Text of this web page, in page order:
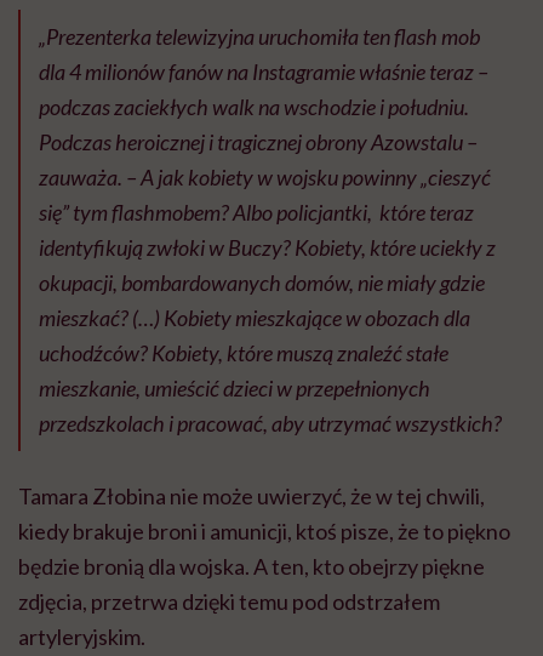
„Prezenterka telewizyjna uruchomiła ten flash mob
dla 4 milionów fanów na Instagramie właśnie teraz –
podczas zaciekłych walk na wschodzie i południu.
Podczas heroicznej i tragicznej obrony Azowstalu –
zauważa. – A jak kobiety w wojsku powinny „cieszyć
się” tym flashmobem? Albo policjantki, które teraz
identyfikują zwłoki w Buczy? Kobiety, które uciekły z
okupacji, bombardowanych domów, nie miały gdzie
mieszkać? (…) Kobiety mieszkające w obozach dla
uchodźców? Kobiety, które muszą znaleźć stałe
mieszkanie, umieścić dzieci w przepełnionych
przedszkolach i pracować, aby utrzymać wszystkich?
Tamara Złobina nie może uwierzyć, że w tej chwili,
kiedy brakuje broni i amunicji, ktoś pisze, że to piękno
będzie bronią dla wojska. A ten, kto obejrzy piękne
zdjęcia, przetrwa dzięki temu pod odstrzałem
artyleryjskim.